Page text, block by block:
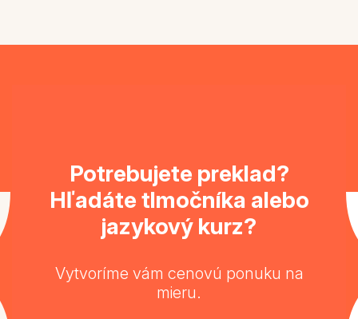
Potrebujete preklad?
Hľadáte tlmočníka alebo
jazykový kurz?
Vytvoríme vám cenovú ponuku na
mieru.